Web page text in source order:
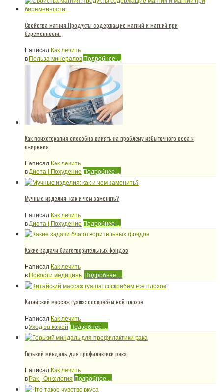
Свойства магния.Продукты содержащие магний и магний при
беременности.
Написал Как лечить
в Польза минералов Подробнее ...
Как психотерапия способна влиять на проблему избыточного веса и
ожирения
Написал Как лечить
в Диета | Похудение Подробнее ...
Мучные изделия: как и чем заменить?
Написал Как лечить
в Диета | Похудение Подробнее ...
Какие задачи благотворительных фондов
Написал Как лечить
в Новости медицины Подробнее ...
Китайский массаж гуаша: соскребём всё плохое
Написал Как лечить
вУход за кожей Подробнее ...
Горький миндаль для профилактики рака
Написал Как лечить
в Рак | Онкология Подробнее ...